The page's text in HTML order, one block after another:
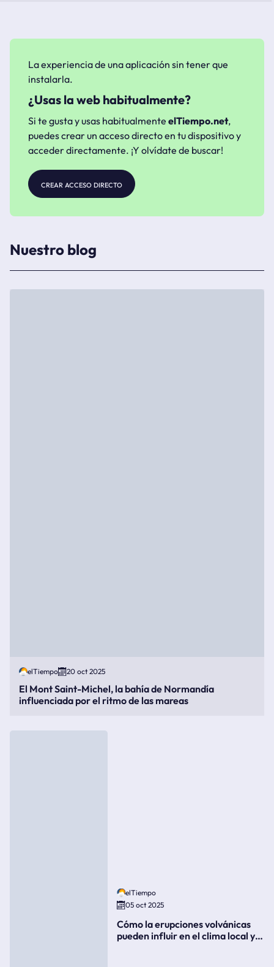
La experiencia de una aplicación sin tener que
instalarla.
¿Usas la web habitualmente?
Si te gusta y usas habitualmente elTiempo.net,
puedes crear un acceso directo en tu dispositivo y
acceder directamente. ¡Y olvídate de buscar!
crear acceso directo
Nuestro blog
elTiempo 20 oct 2025
El Mont Saint-Michel, la bahía de Normandía
influenciada por el ritmo de las mareas
elTiempo
05 oct 2025
Cómo la erupciones volvánicas
pueden influir en el clima local y